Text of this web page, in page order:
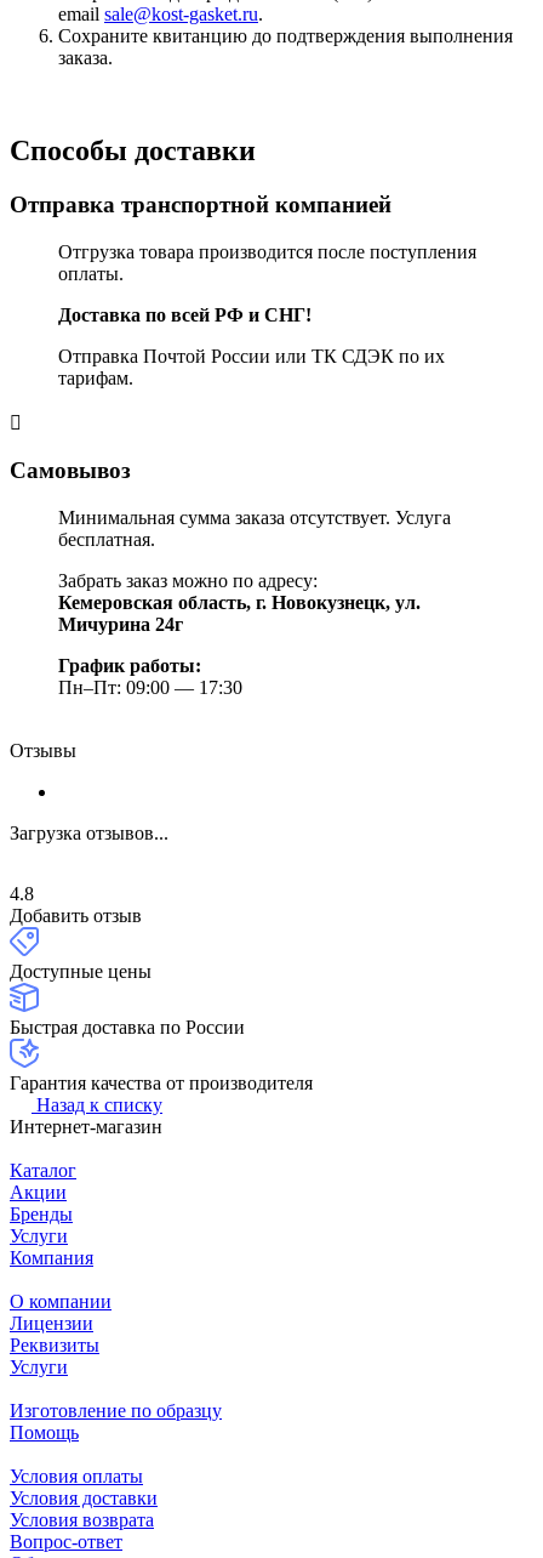
email sale@kost-gasket.ru.
Сохраните квитанцию до подтверждения выполнения
заказа.
Способы доставки
Отправка транспортной компанией
Отгрузка товара производится после поступления
оплаты.
Доставка по всей РФ и СНГ!
Отправка Почтой России или ТК СДЭК по их
тарифам.
Самовывоз
Минимальная сумма заказа отсутствует. Услуга
бесплатная.
Забрать заказ можно по адресу:
Кемеровская область, г. Новокузнецк, ул.
Мичурина 24г
График работы:
Пн–Пт: 09:00 — 17:30
Отзывы
Загрузка отзывов...
4.8
Добавить отзыв
Доступные цены
Быстрая доставка по России
Гарантия качества от производителя
Назад к списку
Интернет-магазин
Каталог
Акции
Бренды
Услуги
Компания
О компании
Лицензии
Реквизиты
Услуги
Изготовление по образцу
Помощь
Условия оплаты
Условия доставки
Условия возврата
Вопрос-ответ